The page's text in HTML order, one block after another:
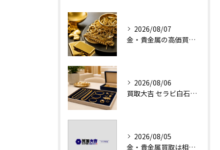
2026/08/07
金・貴金属の高価買取へ、相場差と手数料を見る
2026/08/06
買取大吉 セラビ白石店の金・貴金属買取で迷わない強み
2026/08/05
金・貴金属買取は相場急落日こそ査定のポイントを押さえる